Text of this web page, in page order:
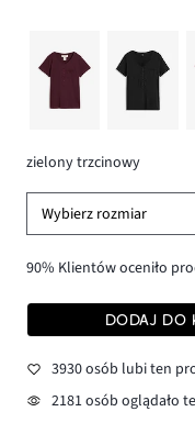
zielony trzcinowy
Wybierz rozmiar
90% Klientów oceniło
DODAJ DO
3930 osób lubi ten
2181 osób oglądało